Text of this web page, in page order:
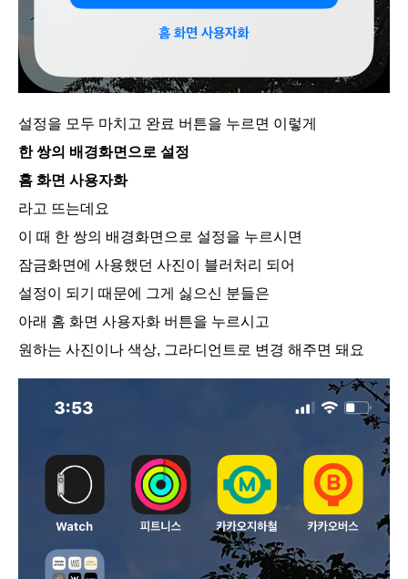
설정을 모두 마치고 완료 버튼을 누르면 이렇게
한 쌍의 배경화면으로 설정
홈 화면 사용자화
라고 뜨는데요
이 때 한 쌍의 배경화면으로 설정을 누르시면
잠금화면에 사용했던 사진이 블러처리 되어
설정이 되기 때문에 그게 싫으신 분들은
아래 홈 화면 사용자화 버튼을 누르시고
원하는 사진이나 색상, 그라디언트로 변경 해주면 돼요